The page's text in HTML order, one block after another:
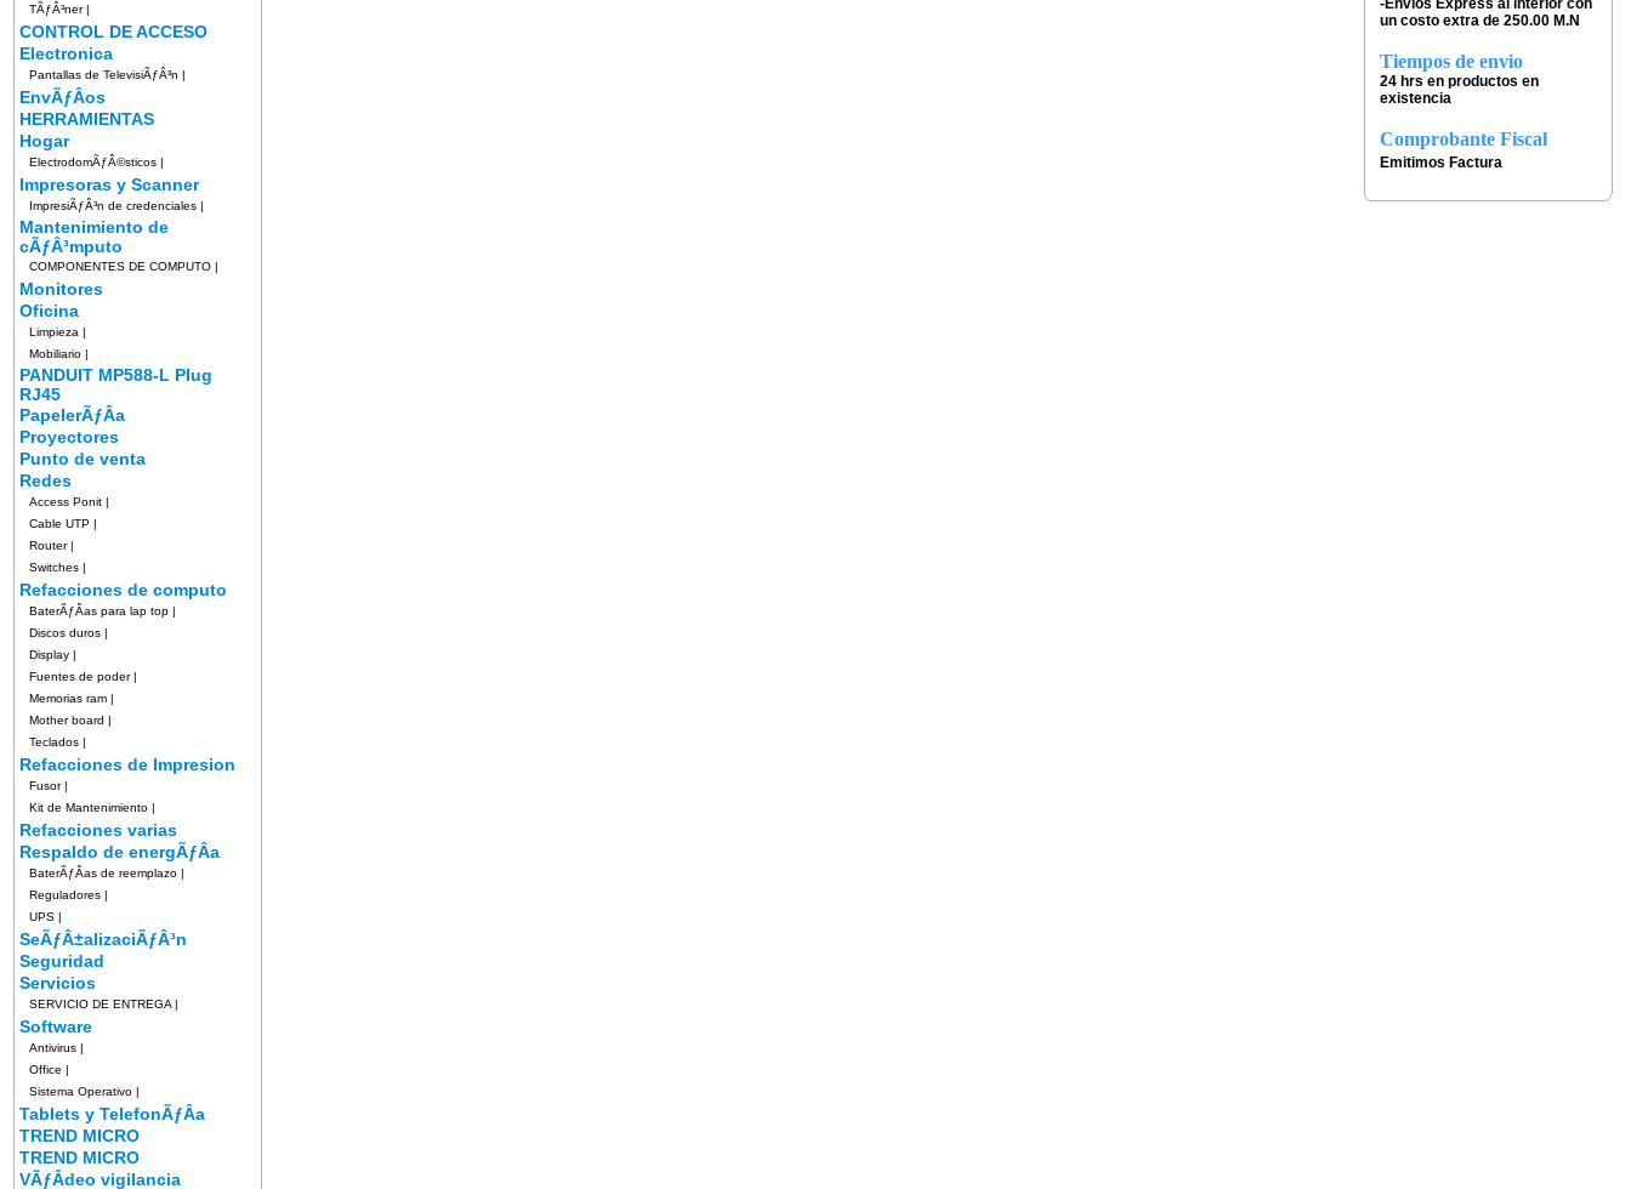
TÃƒÂ³ner|
CONTROL DE ACCESO
Electronica
Pantallas de TelevisiÃƒÂ³n |
EnvÃƒÂ­os
HERRAMIENTAS
Hogar
ElectrodomÃƒÂ©sticos |
Impresoras y Scanner
ImpresiÃƒÂ³n de credenciales |
Mantenimiento de
cÃƒÂ³mputo
COMPONENTES DE COMPUTO |
Monitores
Oficina
Limpieza |
Mobiliario |
PANDUIT MP588-L Plug
RJ45
PapelerÃƒÂ­a
Proyectores
Punto de venta
Redes
Access Ponit |
Cable UTP |
Router|
Switches |
Refacciones de computo
BaterÃƒÂ­as para lap top |
Discos duros |
Display |
Fuentes de poder|
Memorias ram |
Mother board |
Teclados |
Refacciones de Impresion
Fusor|
Kit de Mantenimiento |
Refacciones varias
Respaldo de energÃƒÂ­a
BaterÃƒÂ­as de reemplazo |
Reguladores |
UPS |
SeÃƒÂ±alizaciÃƒÂ³n
Seguridad
Servicios
SERVICIO DE ENTREGA |
Software
Antivirus |
Office |
Sistema Operativo |
Tablets y TelefonÃƒÂ­a
TREND MICRO
TREND MICRO
VÃƒÂ­deo vigilancia
-Envios Express al interior con
un costo extra de 250.00 M.N
Tiempos de envio
24 hrs en productos en
existencia
Comprobante Fiscal
Emitimos Factura